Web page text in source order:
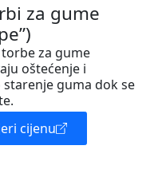
za gume
za gume
oštećenje i
guma dok se
cijenu